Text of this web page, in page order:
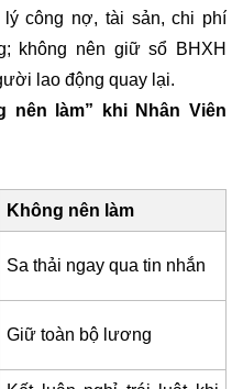
công nợ, tài sản, chi phí
không nên giữ sổ BHXH
lao động quay lại.
nên làm” khi Nhân Viên
Không nên làm
Sa thải ngay qua tin nhắn
Giữ toàn bộ lương